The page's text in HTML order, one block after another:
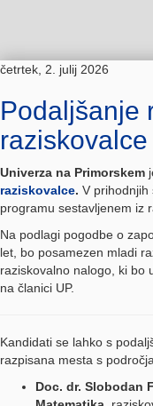
četrtek, 2. julij 2026
Podaljšanje
Univerza na Primorskem
raziskovalce. V prihodnjih
programu sestavljenem iz
Na podlagi pogodbe o
let, bo posamezen mladi
raziskovalno nalogo, ki bo
na članici UP.
Kandidati se lahko s
razpisana mesta s področja
Doc. dr. Slobodan